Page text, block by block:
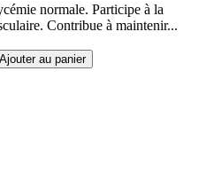
normale. Participe à la
Contribue à maintenir...
Ajouter au panier